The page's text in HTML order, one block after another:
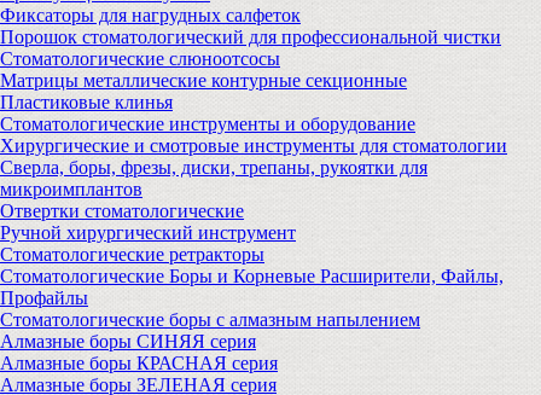
Фиксаторы для нагрудных салфеток
Порошок стоматологический для профессиональной чистки
Стоматологические слюноотсосы
Матрицы металлические контурные секционные
Пластиковые клинья
Стоматологические инструменты и оборудование
Хирургические и смотровые инструменты для стоматологии
Сверла, боры, фрезы, диски, трепаны, рукоятки для
микроимплантов
Отвертки стоматологические
Ручной хирургический инструмент
Стоматологические ретракторы
Стоматологические Боры и Корневые Расширители, Файлы,
Профайлы
Стоматологические боры с алмазным напылением
Алмазные боры СИНЯЯ серия
Алмазные боры КРАСНАЯ серия
Алмазные боры ЗЕЛЕНАЯ серия